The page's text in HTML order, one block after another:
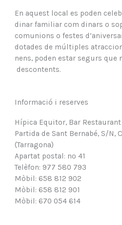
En aquest local es poden
dinar familiar com dinars o
comunions o festes
dotades de múltiples
nens, poden estar segurs que
descontents.
Informació i reserves
Hípica Equitor, Bar Restaurant
Partida de Sant Bernabé, S/N,
(Tarragona)
Apartat postal: nº 41
Telèfon: 977 580 793
Mòbil: 658 812 902
Mòbil: 658 812 901
Mòbil: 670 054 614